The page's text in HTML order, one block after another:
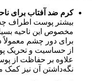
کرم ضد آفتاب برای
بیشتر پوست اطراف
مخصوص این ناحیه
برای دور چشم معمولاً
از حساسیت و تحریک
علاوه بر حفاظت از
نگه‌داشتن آن نیز کمک